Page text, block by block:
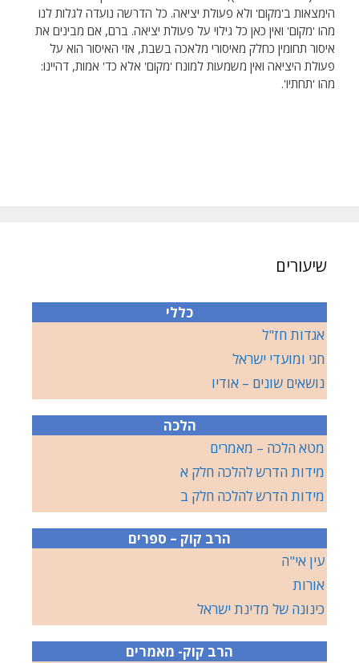
הימצאות ב'מקום' ולא פעולת יציאה. כל הדרשה נועדה לגלות לנו
מהו 'מקום' ואין כאן כל גילוי על פעולת יציאה. ברם, אם מבינים את
איסור תחומין כחלק מאיסורי מלאכה בשבת, אזי האיסור הוא על
פעולת היציאה ואין משמעות למונח 'מקום' אלא כד' אמות, דהיינו:
מהו 'תחתיו'.
שיעורים
כללי
אגדות חז"ל
חגי ומועדי ישראל
נושאים שונים – אודיו
הלכה
מטא הלכה – מאמרים
מידות הדרש להלכה חלק א
מידות הדרש להלכה חלק ב
הרב קוק – ספרים
עין אי"ה
אורות
כינונה של מדינת ישראל
הרב קוק- מאמרים